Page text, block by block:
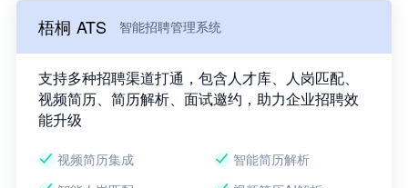
梧桐 ATS 智能招聘管理系统
支持多种招聘渠道打通，包含人才库、人岗匹配、
视频简历、简历解析、面试邀约，助力企业招聘效
能升级
视频简历集成
智能简历解析